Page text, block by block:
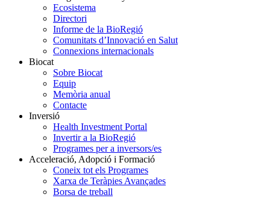
Ecosistema
Directori
Informe de la BioRegió
Comunitats d’Innovació en Salut
Connexions internacionals
Biocat
Sobre Biocat
Equip
Memòria anual
Contacte
Inversió
Health Investment Portal
Invertir a la BioRegió
Programes per a inversors/es
Acceleració, Adopció i Formació
Coneix tot els Programes
Xarxa de Teràpies Avançades
Borsa de treball